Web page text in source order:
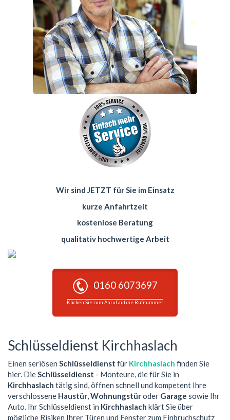
Wir sind JETZT für Sie im Einsatz
kurze Anfahrtzeit
kostenlose Beratung
qualitativ hochwertige Arbeit
0160 6073697
Klicken Sie zum Anruf auf die Rufnummer
Schlüsseldienst Kirchhaslach
Einen seriösen Schlüsseldienst für Kirchhaslach finden Sie
hier. DieSchlüsseldienst - Monteure, die für Sie in
Kirchhaslach tätig sind, öffnen schnell und kompetent Ihre
verschlossene Haustür,Wohnungstüroder Garage sowie Ihr
Auto. Ihr Schlüsseldienst in Kirchhaslach klärt Sie über
mögliche Risiken Ihrer Türen und Fenster zum Einbruchschutz